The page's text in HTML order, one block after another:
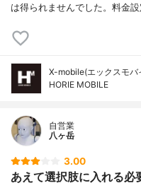
は得られませんでした。料金
X-mobile(エックスモバ
HORIE MOBILE
自営業
八ヶ岳
3.00
あえて選択肢に入れる必